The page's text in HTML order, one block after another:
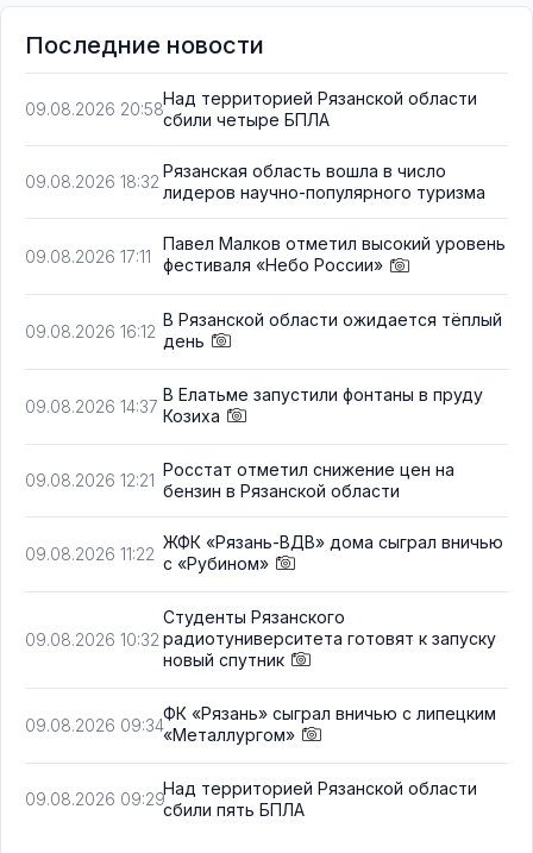
Последние новости
09.08.2026 20:58
Над территорией Рязанской области
сбили четыре БПЛА
09.08.2026 18:32
Рязанская область вошла в число
лидеров научно-популярного туризма
09.08.2026 17:11
Павел Малков отметил высокий уровень
фестиваля «Небо России»
09.08.2026 16:12
В Рязанской области ожидается тёплый
день
09.08.2026 14:37
В Елатьме запустили фонтаны в пруду
Козиха
09.08.2026 12:21
Росстат отметил снижение цен на
бензин в Рязанской области
09.08.2026 11:22
ЖФК «Рязань-ВДВ» дома сыграл вничью
с «Рубином»
09.08.2026 10:32
Студенты Рязанского
радиотуниверситета готовят к запуску
новый спутник
09.08.2026 09:34
ФК «Рязань» сыграл вничью с липецким
«Металлургом»
09.08.2026 09:29
Над территорией Рязанской области
сбили пять БПЛА